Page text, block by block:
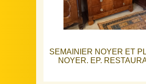
SEMAINIER NOYER ET
NOYER. EP.